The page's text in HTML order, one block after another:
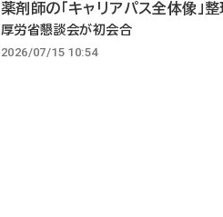
薬剤師の「キャリアパス全体像」
厚労省懇談会が初会合
2026/07/15 10:54